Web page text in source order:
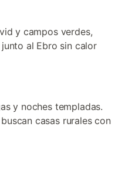
y campos verdes,
al Ebro sin calor
y noches templadas.
casas rurales con